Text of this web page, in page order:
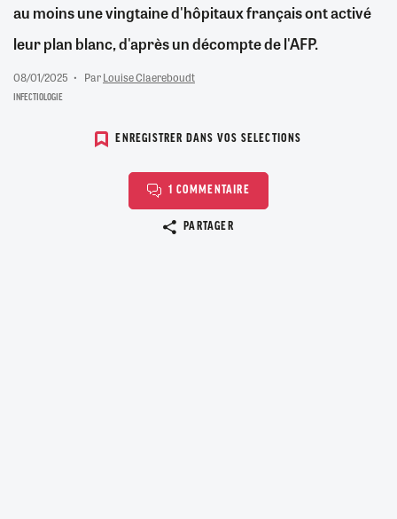
au moins une vingtaine d'hôpitaux français ont activé
leur plan blanc, d'après un décompte de l'AFP.
08/01/2025 ParLouise Claereboudt
INFECTIOLOGIE
ENREGISTRER DANS VOS SELECTIONS
1 COMMENTAIRE
PARTAGER